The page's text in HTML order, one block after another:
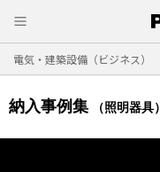
電気・建築設備（ビジネス）
納入事例集 （照明器具）